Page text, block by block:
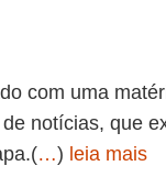
com uma
notícias, que
…) leia mais